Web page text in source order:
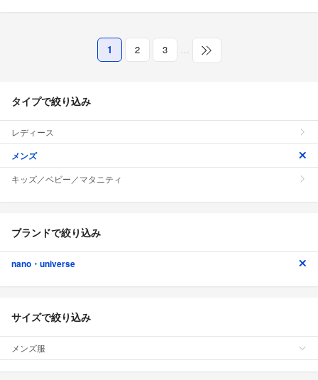
1 2 3 …
タイプで絞り込み
レディース
メンズ
キッズ／ベビー／マタニティ
ブランドで絞り込み
nano・universe
サイズで絞り込み
メンズ服